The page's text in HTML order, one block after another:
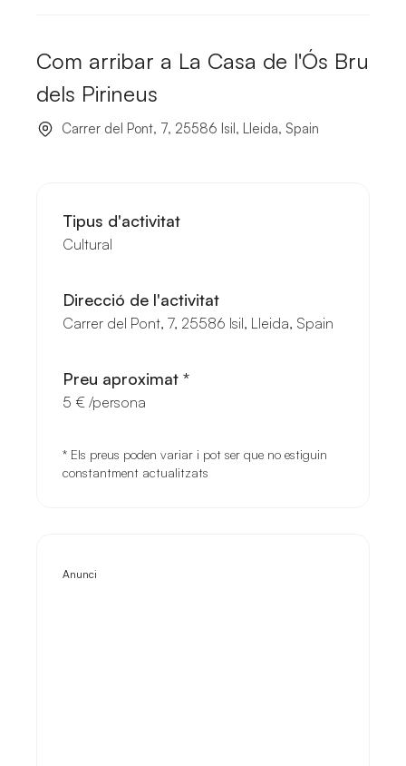
Com arribar a La Casa de l'Ós Bru
dels Pirineus
Carrer del Pont, 7, 25586 Isil, Lleida, Spain
Tipus d'activitat
Cultural
Direcció de l'activitat
Carrer del Pont, 7, 25586 Isil, Lleida, Spain
Preu aproximat *
5 € /persona
* Els preus poden variar i pot ser que no estiguin
constantment actualitzats
Anunci